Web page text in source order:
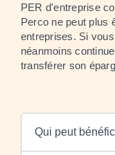
PER d'entreprise
Perco ne peut plus
entreprises. Si
néanmoins
transférer son
Qui peut